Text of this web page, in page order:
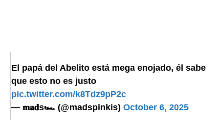
El papá del Abelito está mega enojado, él sabe
que esto no es justo
pic.twitter.com/k8Tdz9pP2c
— 𝐦𝐚𝐝s🏎 (@madspinkis) October 6, 2025